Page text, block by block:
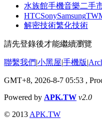
水族館手機音樂二手
HTCSonySamsung
解密技術繁化技術
請先登錄後才能繼續瀏覽
聯繫我們|小黑屋|手機版|
GMT+8, 2026-8-7 05:53 ,
Powered by APK.TW v2.0
© 2013 APK.TW